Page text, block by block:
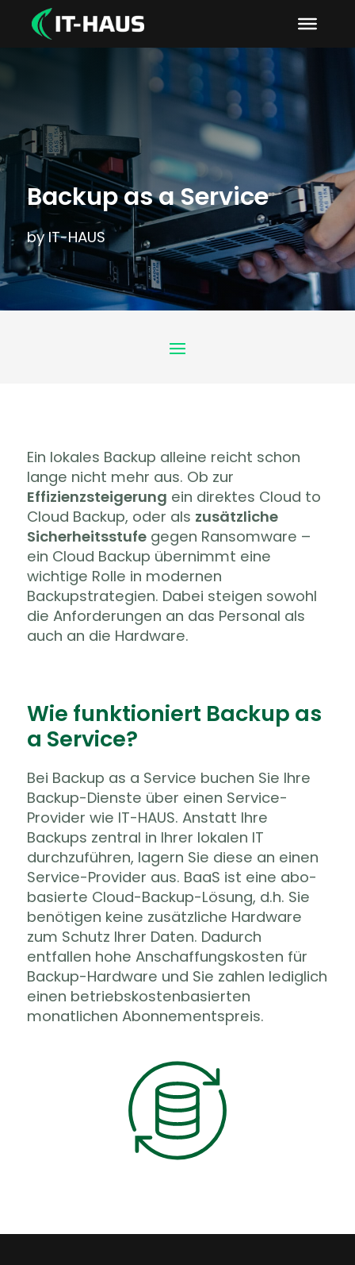
Backup as a Service
by IT-HAUS
Ein lokales Backup alleine reicht schon
lange nicht mehr aus. Ob zur
Effizienzsteigerung ein direktes Cloud to
Cloud Backup, oder als zusätzliche
Sicherheitsstufegegen Ransomware –
ein Cloud Backup übernimmt eine
wichtige Rolle in modernen
Backupstrategien. Dabei steigen sowohl
die Anforderungen an das Personal als
auch an die Hardware.
Wie funktioniert Backup as
a Service?
Bei Backup as a Service buchen Sie Ihre
Backup-Dienste über einen Service-
Provider wie IT-HAUS. Anstatt Ihre
Backups zentral in Ihrer lokalen IT
durchzuführen, lagern Sie diese an einen
Service-Provider aus. BaaS ist eine abo-
basierte Cloud-Backup-Lösung, d.h. Sie
benötigen keine zusätzliche Hardware
zum Schutz Ihrer Daten. Dadurch
entfallen hohe Anschaffungskosten für
Backup-Hardware und Sie zahlen lediglich
einen betriebskostenbasierten
monatlichen Abonnementspreis.